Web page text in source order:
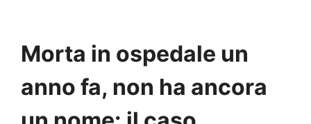
Morta in ospedale un
anno fa, non ha ancora